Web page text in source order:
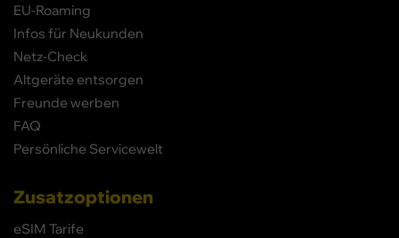
EU-Roaming
Infos für Neukunden
Netz-Check
Altgeräte entsorgen
Freunde werben
FAQ
Persönliche Servicewelt
Zusatzoptionen
eSIM Tarife